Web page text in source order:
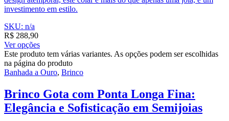
investimento em estilo.
SKU: n/a
R$ 288,90
Ver opções
Este produto tem várias variantes. As opções podem ser escolhidas
na página do produto
Banhada a Ouro, Brinco
Brinco Gota com Ponta Longa Fina:
Elegância e Sofisticação em Semijoias